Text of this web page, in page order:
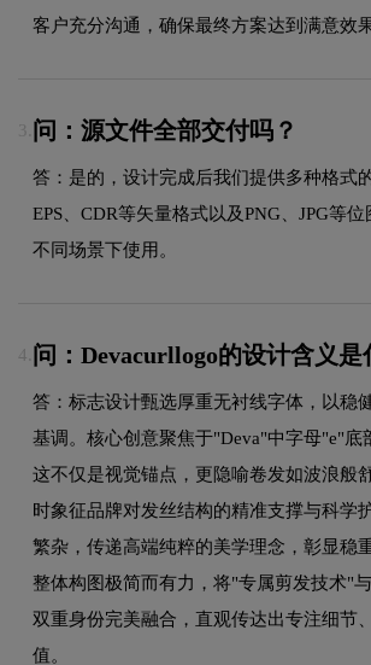
客户充分沟通，确保最终方案达到满意效果
3. 问：源文件全部交付吗？
答：是的，设计完成后我们提供多种格式
EPS、CDR等矢量格式以及PNG、JPG等
不同场景下使用。
4. 问：Devacurllogo的设计含义是
答：标志设计甄选厚重无衬线字体，以稳
基调。核心创意聚焦于"Deva"中字母"e"底
这不仅是视觉锚点，更隐喻卷发如波浪般
时象征品牌对发丝结构的精准支撑与科学
繁杂，传递高端纯粹的美学理念，彰显稳
整体构图极简而有力，将"专属剪发技术"
双重身份完美融合，直观传达出专注细节
值。